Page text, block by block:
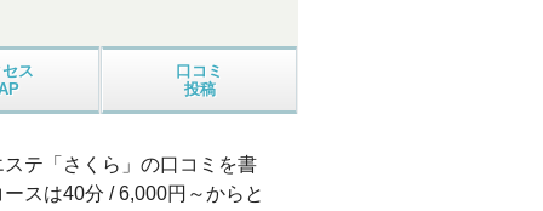
ス
口コミ
投稿
テ「さくら」の口コミを書
スは40分 / 6,000円～からと